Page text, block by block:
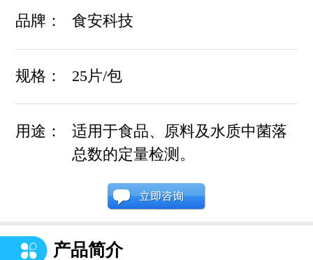
品牌： 食安科技
规格： 25片/包
用途：
适用于食品、原料及水质中菌落
总数的定量检测。
产品简介